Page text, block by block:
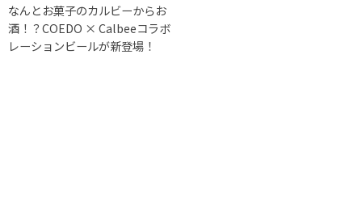
なんとお菓子のカルビーからお
酒！？COEDO × Calbeeコラボ
レーションビールが新登場！